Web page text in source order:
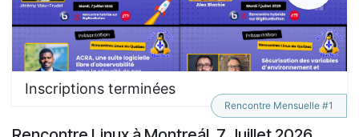
Inscriptions terminées
Rencontre Mensuelle #1